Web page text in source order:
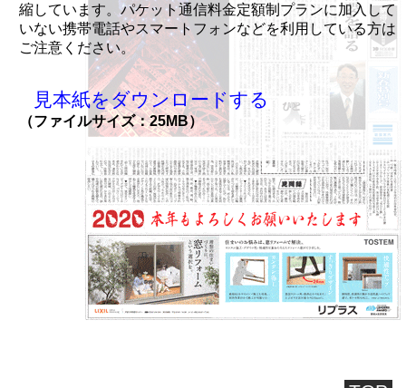
縮しています。パケット通信料金定額制プランに加入して
いない携帯電話やスマートフォンなどを利用している方は
ご注意ください。
見本紙をダウンロードする
（ファイルサイズ：25MB）